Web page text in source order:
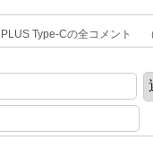
Type-Cの全コメント